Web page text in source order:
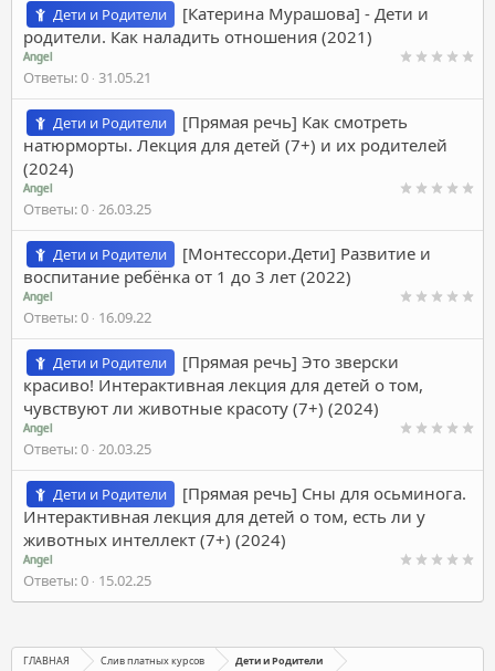
Дети и Родители
[Катерина Мурашова] - Дети и
родители. Как наладить отношения (2021)
Angel
Ответы 0 31.05.21
Дети и Родители
[Прямая речь] Как смотреть
натюрморты. Лекция для детей (7+) и их родителей
(2024)
Angel
Ответы 0 26.03.25
Дети и Родители
[Монтессори.Дети] Развитие и
воспитание ребёнка от 1 до 3 лет (2022)
Angel
Ответы 0 16.09.22
Дети и Родители
[Прямая речь] Это зверски
красиво! Интерактивная лекция для детей о том,
чувствуют ли животные красоту (7+) (2024)
Angel
Ответы 0 20.03.25
Дети и Родители
[Прямая речь] Сны для осьминога.
Интерактивная лекция для детей о том, есть ли у
животных интеллект (7+) (2024)
Angel
Ответы 0 15.02.25
ГЛАВНАЯ Слив платных курсов Дети и Родители